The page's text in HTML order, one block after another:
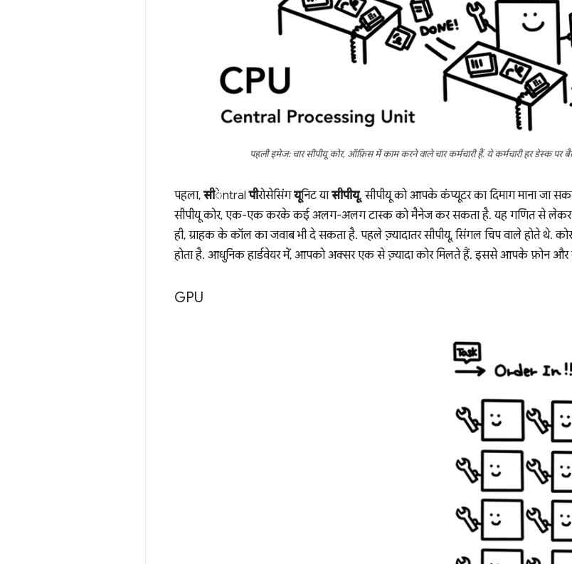
पहली इमेज: चार सीपीयू कोर, ऑफ़िस में काम करने वाले चार कर्मचारी हैं. ये कर्मचारी हर डेस्क
पहला, सीेntralपीरोसेसिंगयूनिट यासीपीयू. सीपीयू को आपके कंप्यूटर का दिमाग माना जा
सीपीयू कोर, एक-एक करके कई अलग-अलग टास्क को मैनेज कर सकता है. यह गणित से
ही, ग्राहक के कॉल का जवाब भी दे सकता है. पहले ज़्यादातर सीपीयू, सिंगल चिप वाले होते थे.
होता है. आधुनिक हार्डवेयर में, आपको अक्सर एक से ज़्यादा कोर मिलते हैं. इससे आपके फ़ोन और
GPU